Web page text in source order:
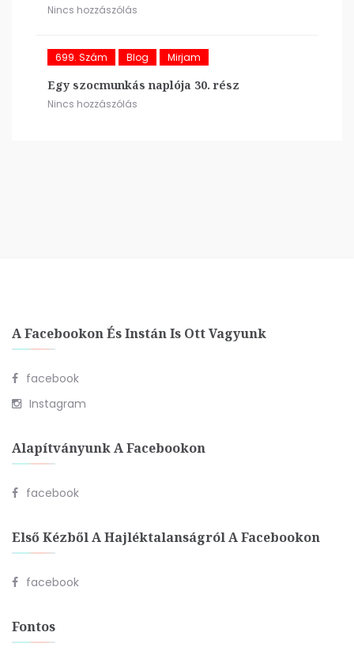
Nincs hozzászólás
699. Szám Blog Mirjam
Egy szocmunkás naplója 30. rész
Nincs hozzászólás
A Facebookon És Instán Is Ott Vagyunk
facebook
Instagram
Alapítványunk A Facebookon
facebook
Első Kézből A Hajléktalanságról A Facebookon
facebook
Fontos